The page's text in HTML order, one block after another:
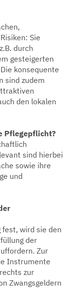
Sie
durch
gesteigerten
konsequente
sind zudem
den lokalen
Pflegepflicht?
sind hierbei
sowie ihre
und
wird sie den
der
Zur
Instrumente
zur
Zwangsgeldern